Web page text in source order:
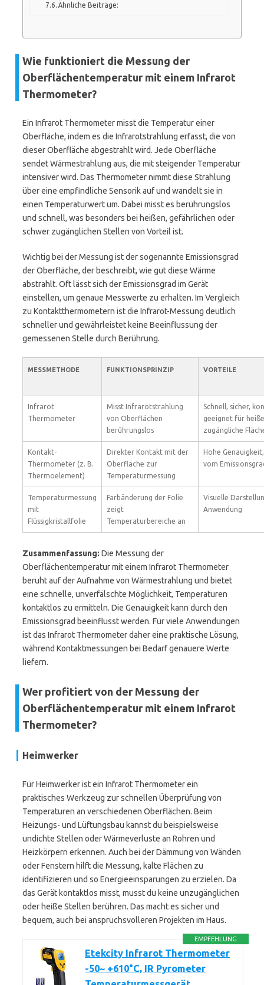
Ähnliche Beiträge:
Wie funktioniert die Messung der
Oberflächentemperatur mit einem Infrarot
Thermometer?
Ein Infrarot Thermometer misst die Temperatur einer
Oberfläche, indem es die Infrarotstrahlung erfasst, die von
dieser Oberfläche abgestrahlt wird. Jede Oberfläche
sendet Wärmestrahlung aus, die mit steigender Temperatur
intensiver wird. Das Thermometer nimmt diese Strahlung
über eine empfindliche Sensorik auf und wandelt sie in
einen Temperaturwert um. Dabei misst es berührungslos
und schnell, was besonders bei heißen, gefährlichen oder
schwer zugänglichen Stellen von Vorteil ist.
Wichtig bei der Messung ist der sogenannte Emissionsgrad
der Oberfläche, der beschreibt, wie gut diese Wärme
abstrahlt. Oft lässt sich der Emissionsgrad im Gerät
einstellen, um genaue Messwerte zu erhalten. Im Vergleich
zu Kontaktthermometern ist die Infrarot-Messung deutlich
schneller und gewährleistet keine Beeinflussung der
gemessenen Stelle durch Berührung.
MESSMETHODE FUNKTIONSPRINZIP VORTEILE
Infrarot
Thermometer
Misst Infrarotstrahlung
von Oberflächen
berührungslos
Schnell, sicher,
geeignet für
zugängliche
Kontakt-
Thermometer (z. B.
Thermoelement)
Direkter Kontakt mit der
Oberfläche zur
Temperaturmessung
Hohe
vom
Temperaturmessung
mit
Flüssigkristallfolie
Farbänderung der Folie
zeigt
Temperaturbereiche an
Visuelle
Anwendung
Zusammenfassung: Die Messung der
Oberflächentemperatur mit einem Infrarot Thermometer
beruht auf der Aufnahme von Wärmestrahlung und bietet
eine schnelle, unverfälschte Möglichkeit, Temperaturen
kontaktlos zu ermitteln. Die Genauigkeit kann durch den
Emissionsgrad beeinflusst werden. Für viele Anwendungen
ist das Infrarot Thermometer daher eine praktische Lösung,
während Kontaktmessungen bei Bedarf genauere Werte
liefern.
Wer profitiert von der Messung der
Oberflächentemperatur mit einem Infrarot
Thermometer?
Heimwerker
Für Heimwerker ist ein Infrarot Thermometer ein
praktisches Werkzeug zur schnellen Überprüfung von
Temperaturen an verschiedenen Oberflächen. Beim
Heizungs- und Lüftungsbau kannst du beispielsweise
undichte Stellen oder Wärmeverluste an Rohren und
Heizkörpern erkennen. Auch bei der Dämmung von Wänden
oder Fenstern hilft die Messung, kalte Flächen zu
identifizieren und so Energieeinsparungen zu erzielen. Da
das Gerät kontaktlos misst, musst du keine unzugänglichen
oder heiße Stellen berühren. Das macht es sicher und
bequem, auch bei anspruchsvolleren Projekten im Haus.
EMPFEHLUNG
Etekcity Infrarot Thermometer
-50~ +610°C, IR Pyrometer